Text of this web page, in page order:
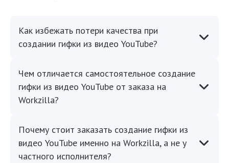
Как избежать потери качества при
создании гифки из видео YouTube?
Чем отличается самостоятельное создание
гифки из видео YouTube от заказа на
Workzilla?
Почему стоит заказать создание гифки из
видео YouTube именно на Workzilla, а не у
частного исполнителя?